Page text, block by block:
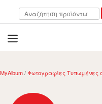
Αναζήτηση
για:
open
MyAlbum/Φωτογραφίες Τυπωμένες